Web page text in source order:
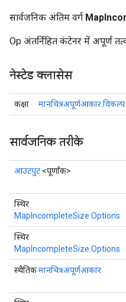
सार्वजनिक अंतिम वर्ग
Op अंतर्निहित कंटेनर में अपूर्ण
नेस्टेड क्लासेस
कक्षा मानचित्रअपूर्णआकार.विकल्प
सार्वजनिक तरीके
आउटपुट <पूर्णांक>
स्थिर
MapIncompleteSize.Options
स्थिर
MapIncompleteSize.Options
स्थैतिकमानचित्रअपूर्णआकार